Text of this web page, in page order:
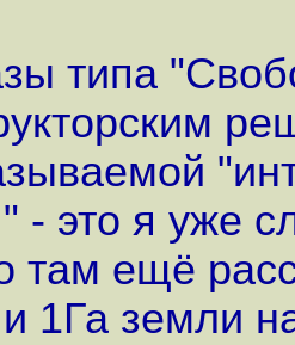
типа
- это я уже
там ещё
и 1Га земли